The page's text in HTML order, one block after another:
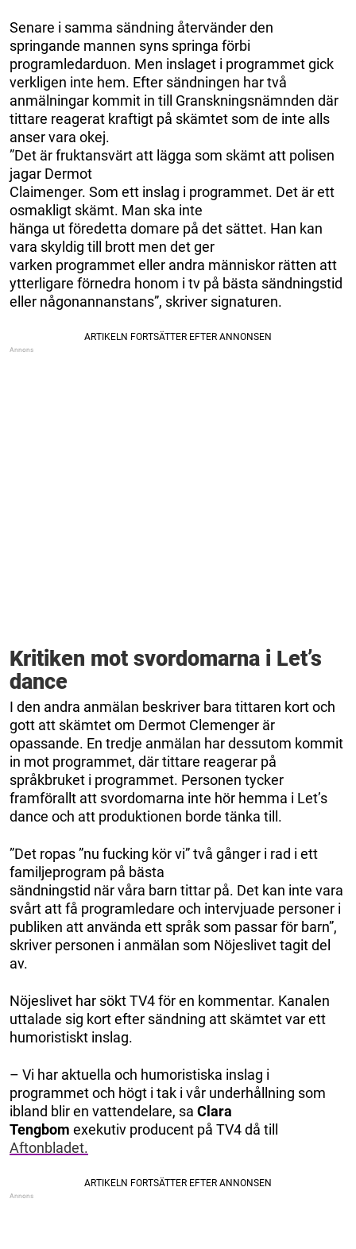
Senare i samma sändning återvänder den
springande mannen syns springa förbi
programledarduon. Men inslaget i programmet gick
verkligen inte hem. Efter sändningen har två
anmälningar kommit in till Granskningsnämnden där
tittare reagerat kraftigt på skämtet som de inte alls
anser vara okej.
”Det är fruktansvärt att lägga som skämt att polisen
jagar Dermot
Claimenger. Som ett inslag i programmet. Det är ett
osmakligt skämt. Man ska inte
hänga ut föredetta domare på det sättet. Han kan
vara skyldig till brott men det ger
varken programmet eller andra människor rätten att
ytterligare förnedra honom i tv på bästa sändningstid
eller någonannanstans”, skriver signaturen.
Kritiken mot svordomarna i Let’s
dance
I den andra anmälan beskriver bara tittaren kort och
gott att skämtet om Dermot Clemenger är
opassande. En tredje anmälan har dessutom kommit
in mot programmet, där tittare reagerar på
språkbruket i programmet. Personen tycker
framförallt att svordomarna inte hör hemma i Let’s
dance och att produktionen borde tänka till.
”Det ropas ”nu fucking kör vi” två gånger i rad i ett
familjeprogram på bästa
sändningstid när våra barn tittar på. Det kan inte vara
svårt att få programledare och intervjuade personer i
publiken att använda ett språk som passar för barn”,
skriver personen i anmälan som Nöjeslivet tagit del
av.
Nöjeslivet har sökt TV4 för en kommentar. Kanalen
uttalade sig kort efter sändning att skämtet var ett
humoristiskt inslag.
– Vi har aktuella och humoristiska inslag i
programmet och högt i tak i vår underhållning som
ibland blir en vattendelare, sa Clara
Tengbom exekutiv producent på TV4 då till
Aftonbladet.